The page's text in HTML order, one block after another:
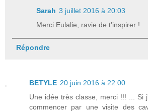
Sarah 3 juillet 2016 à 20:03
Merci Eulalie, ravie de t'inspirer !
Répondre
BETYLE 20 juin 2016 à 22:00
Une idée très classe, merci !!! ... Si
commencer par une visite des